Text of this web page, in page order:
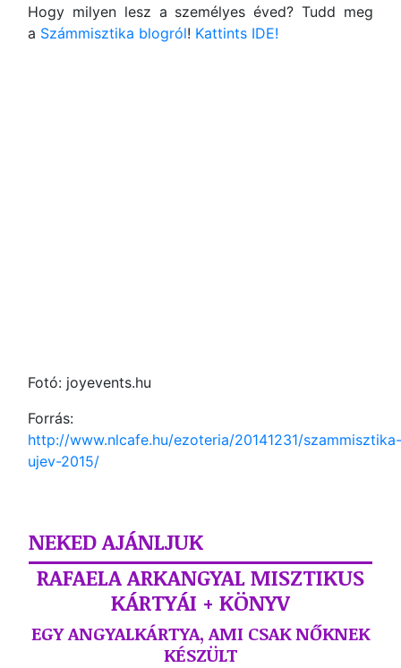
Hogy milyen lesz a személyes éved? Tudd meg
a Számmisztika blogról! Kattints IDE!
Fotó: joyevents.hu
Forrás:
http://www.nlcafe.hu/ezoteria/20141231/szammisztika-
ujev-2015/
NEKED AJÁNLJUK
RAFAELA ARKANGYAL MISZTIKUS
KÁRTYÁI + KÖNYV
EGY ANGYALKÁRTYA, AMI CSAK NŐKNEK
KÉSZÜLT